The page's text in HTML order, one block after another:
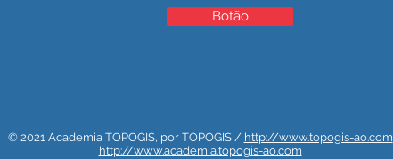
Botão
© 2021 Academia TOPOGIS, por TOPOGIS / http://www.topogis-ao.com
http://www.academia.topogis-ao.com